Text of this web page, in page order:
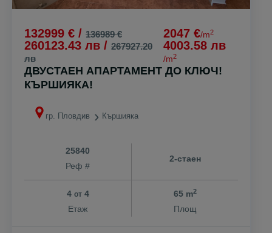
132999 € / 136989 €
260123.43 лв / 267927.20
лв
2047 €/m2
4003.58 лв
/m2
ДВУСТАЕН АПАРТАМЕНТ ДО КЛЮЧ!
КЪРШИЯКА!
гр. Пловдив Кършияка
25840
Реф #
2-стаен
4 от4
Етаж
65 m2
Площ